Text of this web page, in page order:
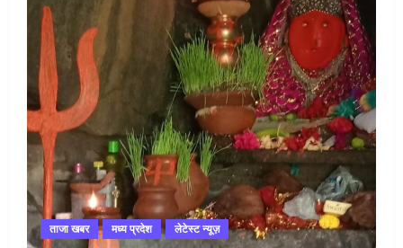
ताजा खबर मध्य प्रदेश लेटेस्ट न्यूज़